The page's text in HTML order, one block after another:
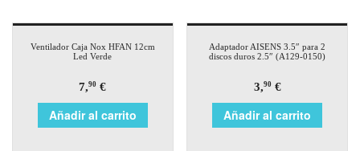
Ventilador Caja Nox HFAN 12cm
Led Verde
7,90 €
Añadir al carrito
Adaptador AISENS 3.5″ para 2
discos duros 2.5″ (A129-0150)
3,90€
Añadir al carrito